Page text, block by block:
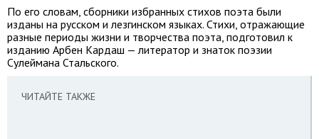
По его словам, сборники избранных стихов поэта были
изданы на русском и лезгинском языках. Стихи, отражающие
разные периоды жизни и творчества поэта, подготовил к
изданию Арбен Кардаш — литератор и знаток поэзии
Сулеймана Стальского.
ЧИТАЙТЕ ТАКЖЕ